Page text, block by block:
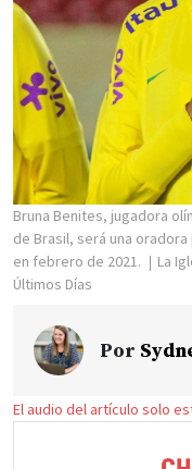
Bruna Benites, jugadora
de Brasil, será una
en febrero de 2021.
La
Últimos Días
Por
El audio del artículo solo